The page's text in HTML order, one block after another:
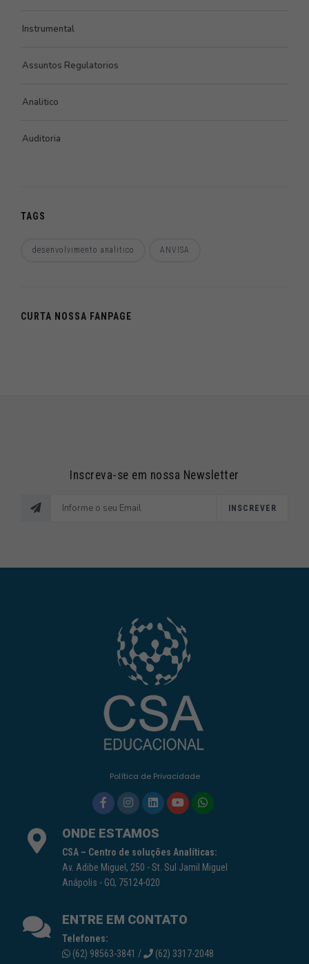
Instrumental
Assuntos Regulatorios
Analitico
Auditoria
TAGS
desenvolvimento analitico ANVISA
CURTA NOSSA FANPAGE
Inscreva-se em nossa Newsletter
INSCREVER
Política de Privacidade
ONDE ESTAMOS
CSA – Centro de soluções Analíticas:
Av. Adibe Miguel, 250 - St. Sul Jamil Miguel
Anápolis - GO, 75124-020
ENTRE EM CONTATO
Telefones:
(62) 98563-3841 /
(62) 3317-2048